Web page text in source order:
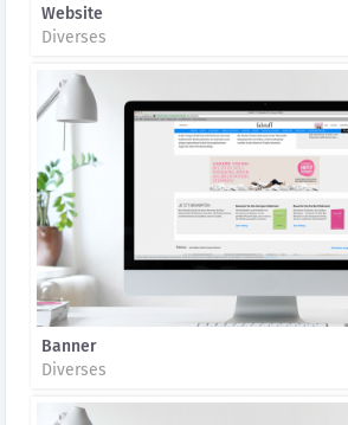
Website
Diverses
Banner
Diverses